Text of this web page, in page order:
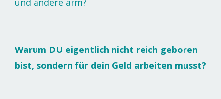
und andere arm?
Warum DU eigentlich nicht reich geboren
bist, sondern für dein Geld arbeiten musst?